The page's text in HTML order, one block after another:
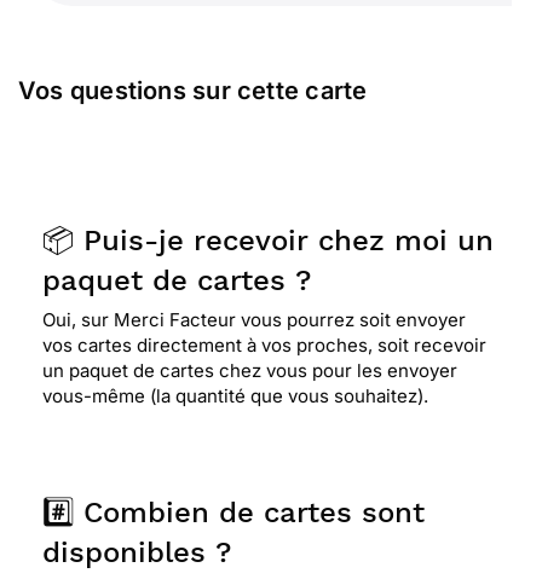
Vos questions sur cette carte
📦 Puis-je recevoir chez moi un
paquet de cartes ?
Oui, sur Merci Facteur vous pourrez soit envoyer
vos cartes directement à vos proches, soit recevoir
un paquet de cartes chez vous pour les envoyer
vous-même (la quantité que vous souhaitez).
#️⃣ Combien de cartes sont
disponibles ?